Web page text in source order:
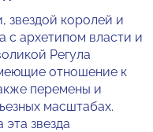
звездой королей и
с архетипом власти и
Регула
отношение к
перемены и
масштабах.
звезда